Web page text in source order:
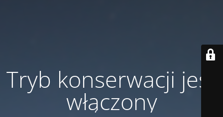
Tryb konserwacji jest
włączony